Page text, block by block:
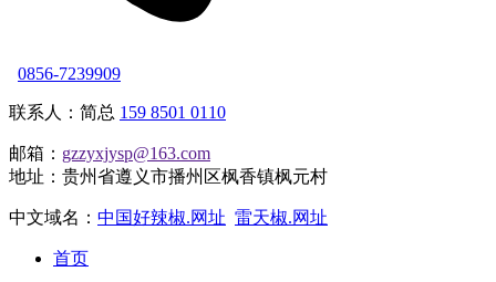
0856-7239909
联系人：简总 159 8501 0110
邮箱： gzzyxjysp@163.com
地址：贵州省遵义市播州区枫香镇枫元村
中文域名： 中国好辣椒.网址 雷天椒.网址
首页